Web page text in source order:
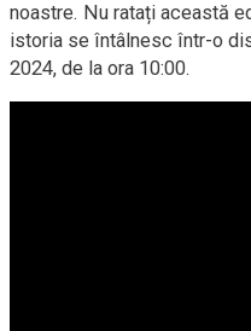
noastre. Nu ratați această
istoria se întâlnesc într-o
2024, de la ora 10:00.